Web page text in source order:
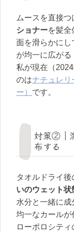
ムースを直接
ショナーを髪
面を滑らかにし
が均一に広がる
私が現在（
のはナチュレリ
ー） です。
対策②｜
布する
タオルドライ後
いのウェット状
水分と一緒に成
均一なカールが
ローポロシテ